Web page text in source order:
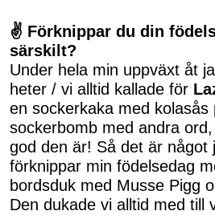
✌ Förknippar du din
särskilt?
Under hela min uppväxt åt
heter / vi alltid kallade för
en sockerkaka med kolasås
sockerbomb med andra
god den är! Så det är något
förknippar min födelsedag
bordsduk med Musse Pigg
Den dukade vi alltid med till